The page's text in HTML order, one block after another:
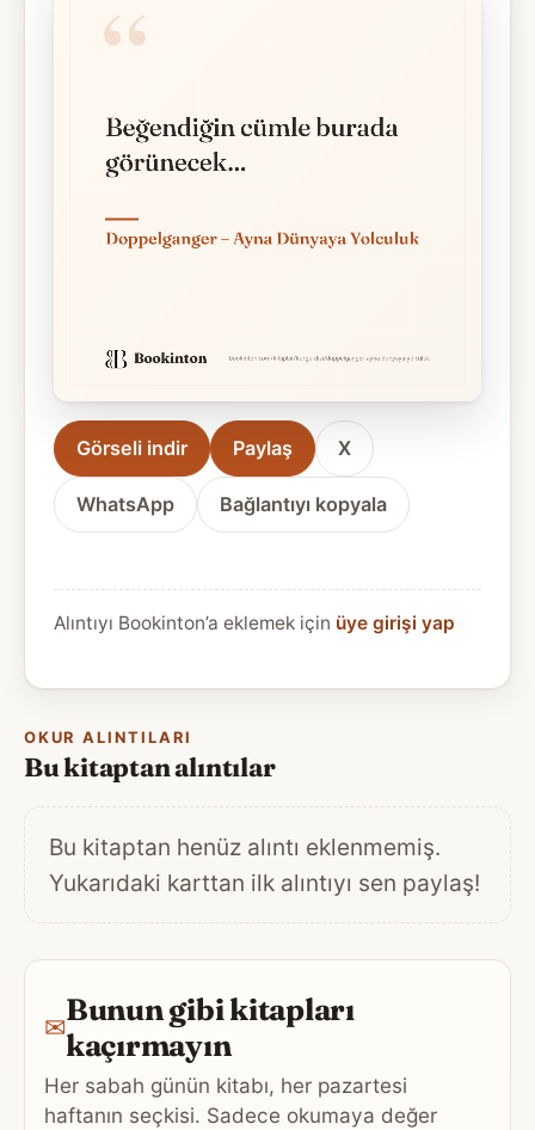
Görseli indir Paylaş X
WhatsApp Bağlantıyı kopyala
Alıntıyı Bookinton’a eklemek için üye girişi yap
OKUR ALINTILARI
Bu kitaptan alıntılar
Bu kitaptan henüz alıntı eklenmemiş.
Yukarıdaki karttan ilk alıntıyı sen paylaş!
✉Bunun gibi kitapları
kaçırmayın
Her sabah günün kitabı, her pazartesi
haftanın seçkisi. Sadece okumaya değer